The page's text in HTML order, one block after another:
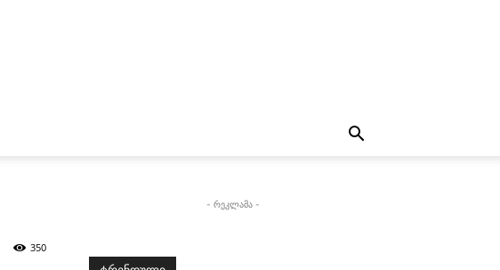
350
- რეკლამა -